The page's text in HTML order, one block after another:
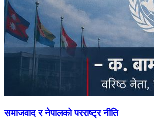
समाजवाद र नेपालको परराष्ट्र नीति